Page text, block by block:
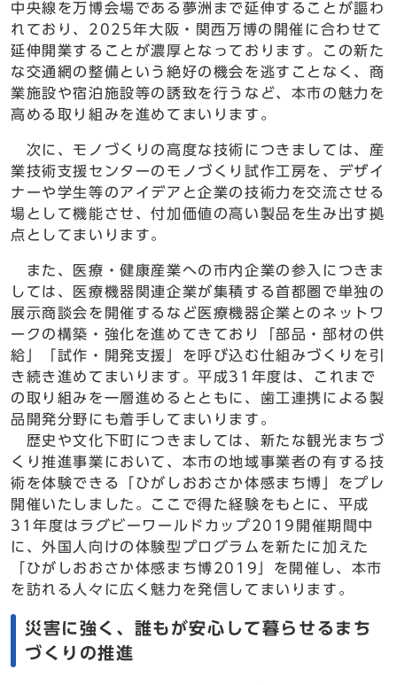
中央線を万博会場である夢洲まで延伸することが謳わ
れており、2025年大阪・関西万博の開催に合わせて
延伸開業することが濃厚となっております。この新た
な交通網の整備という絶好の機会を逃すことなく、商
業施設や宿泊施設等の誘致を行うなど、本市の魅力を
高める取り組みを進めてまいります。
次に、モノづくりの高度な技術につきましては、産
業技術支援センターのモノづくり試作工房を、デザイ
ナーや学生等のアイデアと企業の技術力を交流させる
場として機能させ、付加価値の高い製品を生み出す拠
点としてまいります。
また、医療・健康産業への市内企業の参入につきま
しては、医療機器関連企業が集積する首都圏で単独の
展示商談会を開催するなど医療機器企業とのネットワ
ークの構築・強化を進めてきており「部品・部材の供
給」「試作・開発支援」を呼び込む仕組みづくりを引
き続き進めてまいります。平成31年度は、これまで
の取り組みを一層進めるとともに、歯工連携による製
品開発分野にも着手してまいります。
歴史や文化下町につきましては、新たな観光まちづ
くり推進事業において、本市の地域事業者の有する技
術を体験できる「ひがしおおさか体感まち博」をプレ
開催いたしました。ここで得た経験をもとに、平成
31年度はラグビーワールドカップ2019開催期間中
に、外国人向けの体験型プログラムを新たに加えた
「ひがしおおさか体感まち博2019」を開催し、本市
を訪れる人々に広く魅力を発信してまいります。
災害に強く、誰もが安心して暮らせるまち
づくりの推進